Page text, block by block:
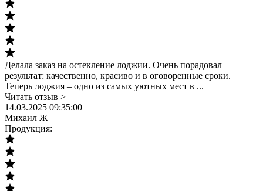
Делала заказ на остекление лоджии. Очень порадовал
результат: качественно, красиво и в оговоренные сроки.
Теперь лоджия – одно из самых уютных мест в ...
Читать отзыв >
14.03.2025 09:35:00
Михаил Ж
Продукция: